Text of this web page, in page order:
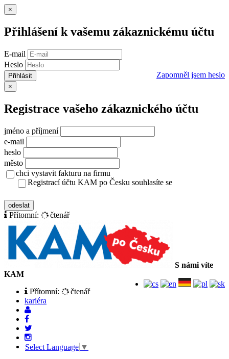
×
Přihlášení k vašemu zákaznickému účtu
E-mail
Heslo
Přihlásit Zapomněl jsem heslo
×
Registrace vašeho zákaznického účtu
jméno a příjmení
e-mail
heslo
město
chci vystavit fakturu na firmu
Registrací účtu KAM po Česku souhlasíte se
odeslat
Přítomní: čtenář
S námi víte
KAM
Přítomní:
čtenář
kariéra
Select Language ▼